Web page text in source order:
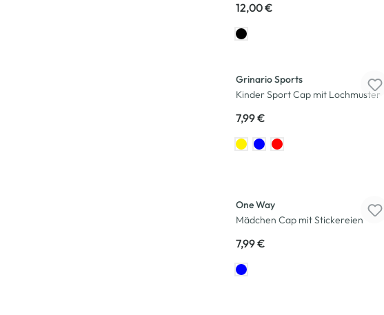
12,00 €
Grinario Sports
Kinder Sport Cap mit Lochmuster
7,99 €
One Way
Mädchen Cap mit Stickereien
7,99 €